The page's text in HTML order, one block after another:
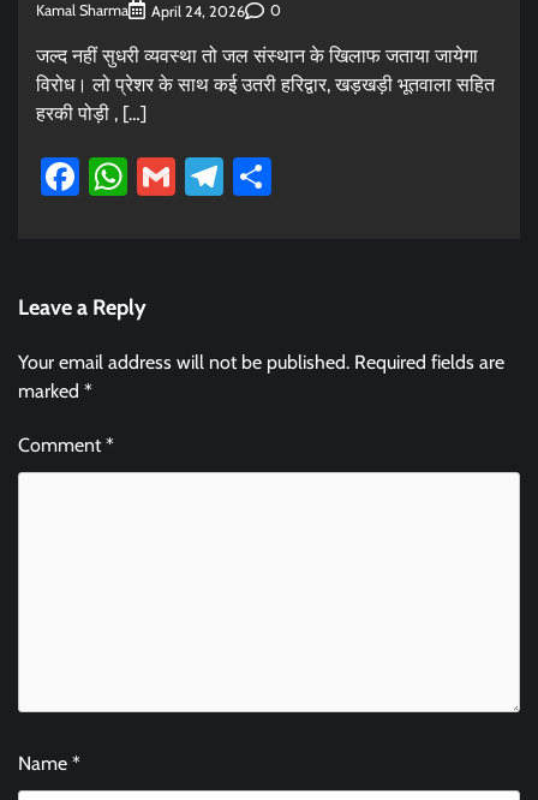
Kamal Sharma April 24, 2026 0
जल्द नहीं सुधरी व्यवस्था तो जल संस्थान के खिलाफ जताया जायेगा
विरोध। लो प्रेशर के साथ कई उतरी हरिद्वार, खड़खड़ी भूतवाला सहित
हरकी पोड़ी , […]
Facebook
WhatsApp
GmailTelegram
Leave a Reply
Your email address will not be published. Required fields are
marked *
Comment*
Name *